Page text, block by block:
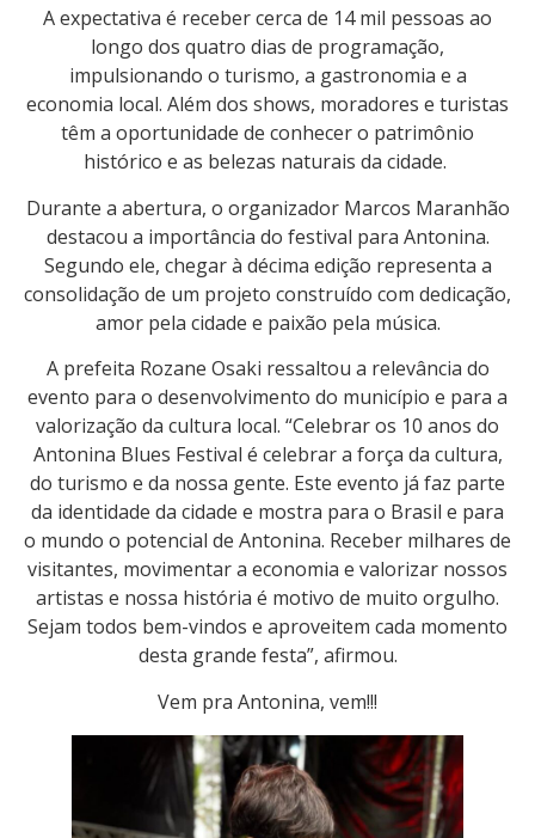
A expectativa é receber cerca de 14 mil pessoas ao
longo dos quatro dias de programação,
impulsionando o turismo, a gastronomia e a
economia local. Além dos shows, moradores e turistas
têm a oportunidade de conhecer o patrimônio
histórico e as belezas naturais da cidade.
Durante a abertura, o organizador Marcos Maranhão
destacou a importância do festival para Antonina.
Segundo ele, chegar à décima edição representa a
consolidação de um projeto construído com dedicação,
amor pela cidade e paixão pela música.
A prefeita Rozane Osaki ressaltou a relevância do
evento para o desenvolvimento do município e para a
valorização da cultura local. “Celebrar os 10 anos do
Antonina Blues Festival é celebrar a força da cultura,
do turismo e da nossa gente. Este evento já faz parte
da identidade da cidade e mostra para o Brasil e para
o mundo o potencial de Antonina. Receber milhares de
visitantes, movimentar a economia e valorizar nossos
artistas e nossa história é motivo de muito orgulho.
Sejam todos bem-vindos e aproveitem cada momento
desta grande festa”, afirmou.
Vem pra Antonina, vem!!!